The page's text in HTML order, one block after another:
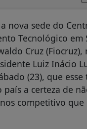
nova sede do
Tecnológico em
Cruz (Fiocruz),
Luiz Inácio
(23), que
país a certeza de
competitivo que